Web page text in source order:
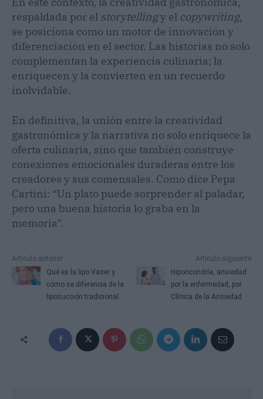
respaldada por el storytellingy el copywriting,
se posiciona como un motor de innovación y
diferenciación en el sector. Las historias no solo
complementan la experiencia culinaria; la
enriquecen y la convierten en un recuerdo
inolvidable.
En definitiva, la unión entre la creatividad
gastronómica y la narrativa no solo enriquece la
oferta culinaria, sino que también construye
conexiones emocionales duraderas entre los
creadores y sus comensales. Como dice Pepa
Cartini: “Un plato puede sorprender al paladar,
pero una buena historia lo graba en la
memoria”.
Artículo anterior
Qué es la lipo Vaser y
cómo se diferencia de la
liposucción tradicional
Artículo siguiente
Hiponcondría, ansiedad
por la enfermedad, por
Clínica de la Ansiedad